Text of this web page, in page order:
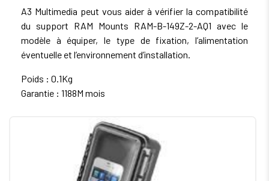
A3 Multimedia peut vous aider à vérifier la compatibilité
du support RAM Mounts RAM-B-149Z-2-AQ1 avec le
modèle à équiper, le type de fixation, l’alimentation
éventuelle et l’environnement d’installation.
Poids : 0.1Kg
Garantie : 1188M mois